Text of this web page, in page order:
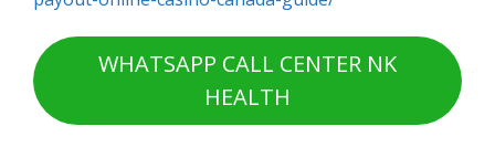
WHATSAPP CALL CENTER NK
HEALTH